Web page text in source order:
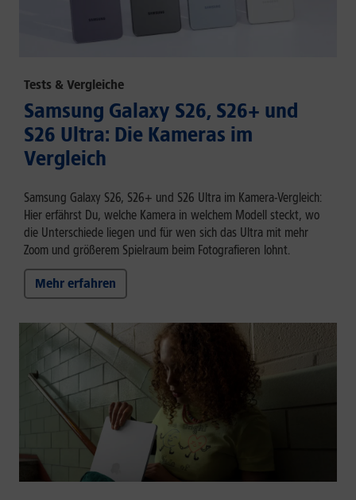
Tests & Vergleiche
Samsung Galaxy S26, S26+ und
S26 Ultra: Die Kameras im
Vergleich
Samsung Galaxy S26, S26+ und S26 Ultra im Kamera-Vergleich:
Hier erfährst Du, welche Kamera in welchem Modell steckt, wo
die Unterschiede liegen und für wen sich das Ultra mit mehr
Zoom und größerem Spielraum beim Fotografieren lohnt.
Mehr erfahren